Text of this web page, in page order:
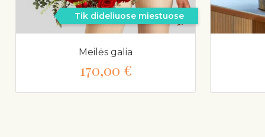
Tik dideliuose miestuose
Meilės galia
170,00 €